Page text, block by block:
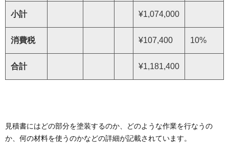
小計 ¥1,074,000
消費税 ¥107,400 10%
合計 ¥1,181,400
見積書にはどの部分を塗装するのか、どのような作業を行なうの
か、何の材料を使うのかなどの詳細が記載されています。